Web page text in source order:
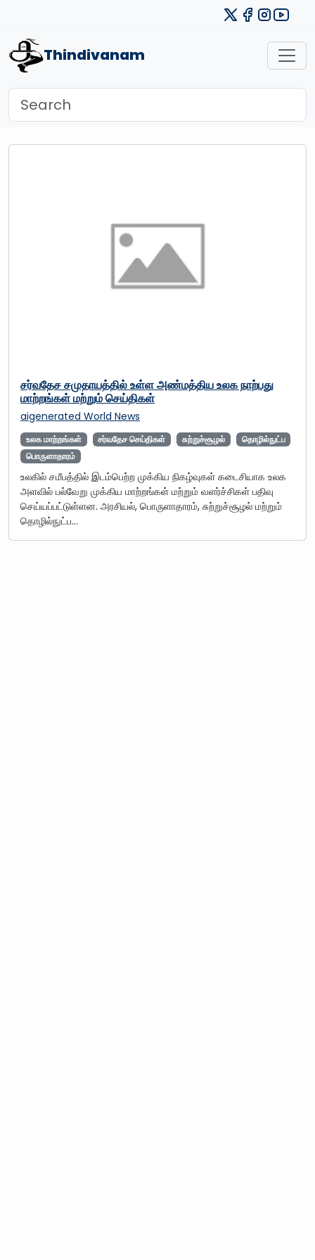
Thindivanam
சர்வதேச சமுதாயத்தில் உள்ள அண்மத்திய உலக நாற்பது
மாற்றங்கள் மற்றும் செய்திகள்
aigenerated World News
உலக மாற்றங்கள் சர்வதேச செய்திகள் சுற்றுச்சூழல்
தொழில்நுட்ப
பொருளாதாரம்
உலகில் சமீபத்தில் இடம்பெற்ற முக்கிய நிகழ்வுகள் கடைசியாக உலக
அளவில் பல்வேறு முக்கிய மாற்றங்கள் மற்றும் வளர்ச்சிகள் பதிவு
செய்யப்பட்டுள்ளன. அரசியல், பொருளாதாரம், சுற்றுச்சூழல் மற்றும்
தொழில்நுட்ப…